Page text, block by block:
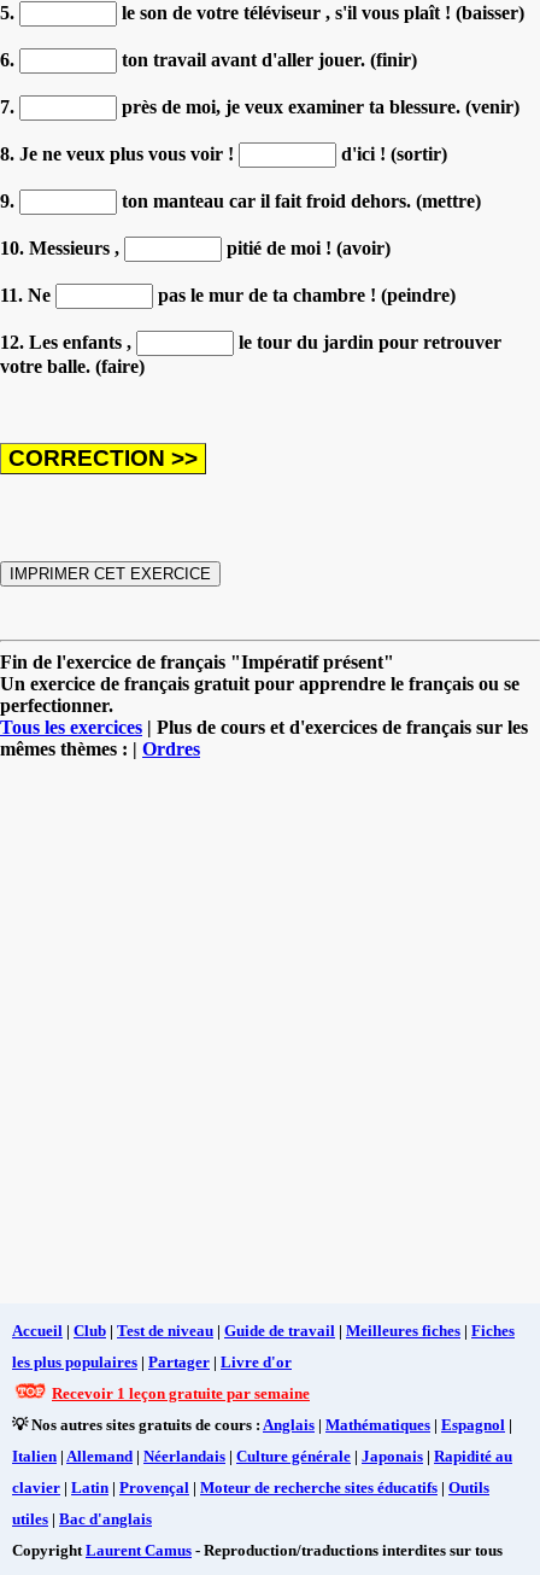
5. le son de votre téléviseur , s'il vous plaît ! (baisser)
6. ton travail avant d'aller jouer. (finir)
7. près de moi, je veux examiner ta blessure. (venir)
8. Je ne veux plus vous voir ! d'ici ! (sortir)
9. ton manteau car il fait froid dehors. (mettre)
10. Messieurs , pitié de moi ! (avoir)
11. Ne pas le mur de ta chambre ! (peindre)
12. Les enfants ,
le tour du jardin pour retrouver
votre balle. (faire)
Fin de l'exercice de français "Impératif présent"
Un exercice de français gratuit pour apprendre le français ou se
perfectionner.
Tous les exercices | Plus de cours et d'exercices de français sur les
mêmes thèmes : | Ordres
Accueil | Club | Test de niveau | Guide de travail | Meilleures fiches | Fiches
les plus populaires | Partager | Livre d'or
Recevoir 1 leçon gratuite par semaine
💡 Nos autres sites gratuits de cours : Anglais | Mathématiques | Espagnol |
Italien | Allemand | Néerlandais | Culture générale | Japonais | Rapidité au
clavier | Latin | Provençal | Moteur de recherche sites éducatifs | Outils
utiles | Bac d'anglais
Copyright Laurent Camus - Reproduction/traductions interdites sur tous